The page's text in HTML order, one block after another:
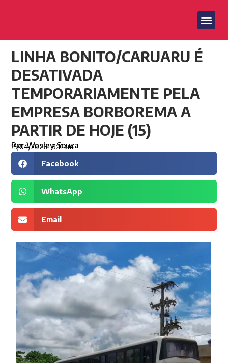
LINHA BONITO/CARUARU É
DESATIVADA
TEMPORARIAMENTE PELA
EMPRESA BORBOREMA A
PARTIR DE HOJE (15)
PorWesley Souza
15/04/2026 9:11 am
Facebook
WhatsApp
Email